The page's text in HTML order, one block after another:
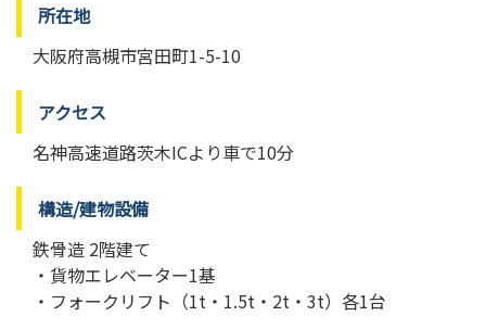
所在地
大阪府高槻市宮田町1-5-10
アクセス
名神高速道路茨木ICより車で10分
構造/建物設備
鉄骨造 2階建て
・貨物エレベーター1基
・フォークリフト（1t・1.5t・2t・3t）各1台